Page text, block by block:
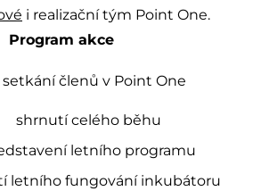
i realizační tým Point One.
Program akce
setkání členů v Point One
shrnutí celého běhu
letního programu
letního fungování inkubátoru